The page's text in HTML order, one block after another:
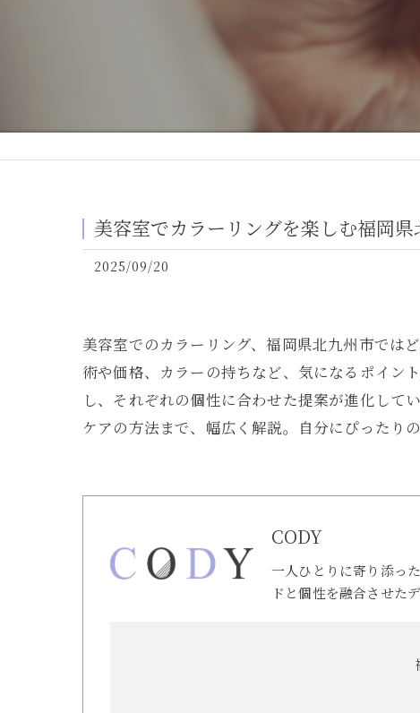
美容室でカラーリングを楽しむ福岡
2025/09/20
美容室でのカラーリング、福岡県北九州市では
術や価格、カラーの持ちなど、気になるポイン
し、それぞれの個性に合わせた提案が進化して
ケアの方法まで、幅広く解説。自分にぴったり
CODY
一人ひとりに寄り添っ
ドと個性を融合させた